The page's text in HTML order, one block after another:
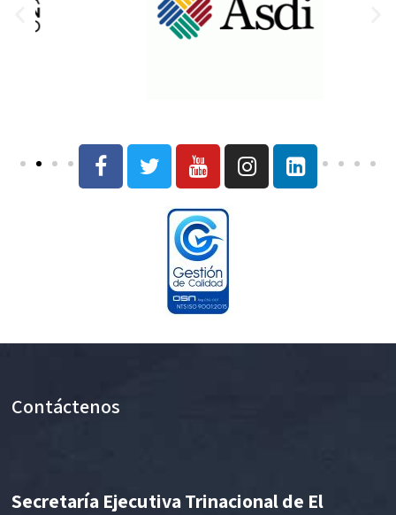
Contáctenos
Secretaría Ejecutiva Trinacional de El